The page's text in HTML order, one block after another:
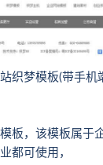
织梦模板(带手机
板，该模板属于
都可使用，